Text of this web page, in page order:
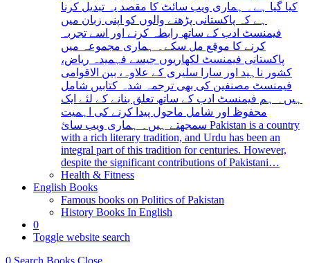
کیا گیا ہے۔ ہماری ویب سائٹ کا مقصد یہ تبدیل کرنا
ہے کہ پاکستانی پڑھنے والوں کو اپنی زبان میں
فیمنسٹ ادب کے ساتھ رابطہ کرنے اور اسے تجربہ
کرنے کا موقع مل سکے۔ ہماری مجموعہ میں
پاکستانی فیمنسٹ لکھاریوں جیسے فہمیدہ ریاض،
کشور ناہید اور سارا سلیری کے علاوہ، بین الاقوامی
فیمنسٹ مصنفین کی بھی ترجمہ شدہ کتابیں شامل
ہیں۔ ہم فیمنسٹ ادب کے ساتھ تعلق بنانے کے لئے ایک
محفوظ اور شامل ماحول پیدا کرنے کی اہمیت
سمجھتے ہیں۔ ہماری ویب سائ Pakistan is a country
with a rich literary tradition, and Urdu has been an
integral part of this tradition for centuries. However,
despite the significant contributions of Pakistani…
Health & Fitness
English Books
Famous books on Politics of Pakistan
History Books In English
0
Toggle website search
0 Search Books Close